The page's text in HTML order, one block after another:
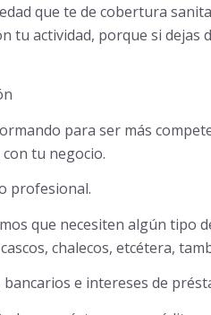
que te de cobertura
tu actividad, porque si
para ser más
tu negocio.
profesional.
que necesiten algún tipo
chalecos, etcétera,
bancarios e intereses de